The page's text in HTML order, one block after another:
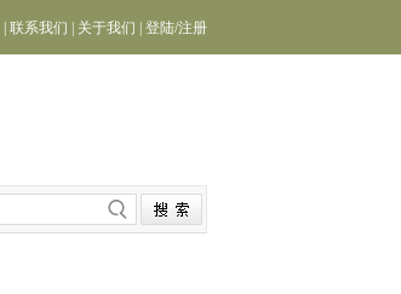
联系我们 关于我们 登陆/注册